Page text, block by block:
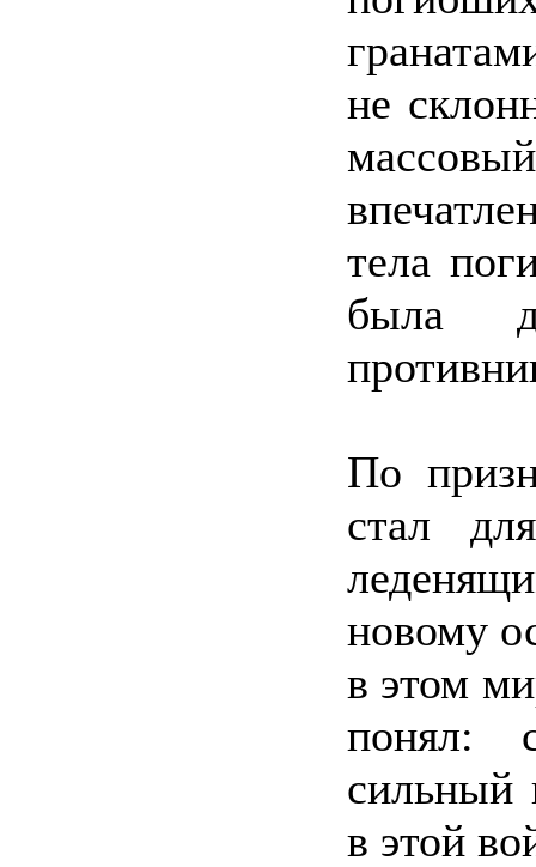
не
тела
была
По
стал
новому
в этом
понял:
сильный
в этой